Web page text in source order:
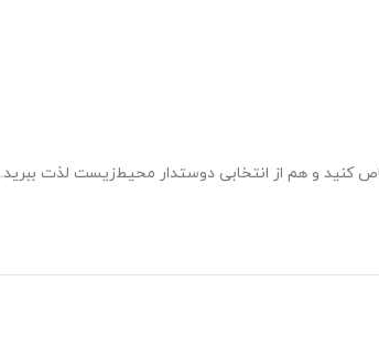
کنید و هم از انتخابی دوستدار محیط‌زیست لذت ببرید.